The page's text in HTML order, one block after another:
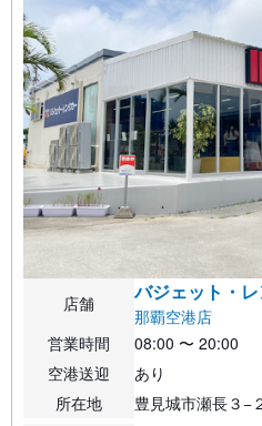
店舗 バジェット・
那覇空港店
営業時間
08:00 〜 20:00
空港送迎
あり
所在地
豊見城市瀬長３−